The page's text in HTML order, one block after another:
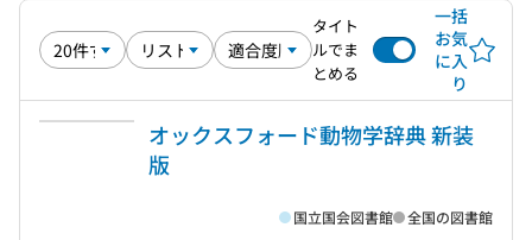
タイト
ルでま
とめる
一括
お気
に入
り
オックスフォード動物学辞典 新装
版
国立国会図書館 全国の図書館